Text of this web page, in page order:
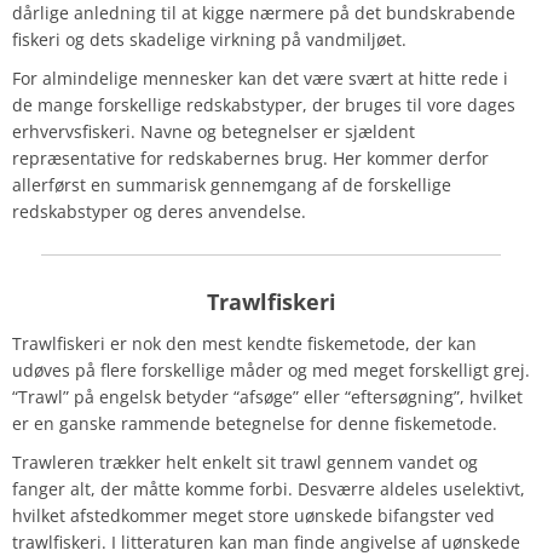
dårlige anledning til at kigge nærmere på det bundskrabende
fiskeri og dets skadelige virkning på vandmiljøet.
For almindelige mennesker kan det være svært at hitte rede i
de mange forskellige redskabstyper, der bruges til vore dages
erhvervsfiskeri. Navne og betegnelser er sjældent
repræsentative for redskabernes brug. Her kommer derfor
allerførst en summarisk gennemgang af de forskellige
redskabstyper og deres anvendelse.
Trawlfiskeri
Trawlfiskeri er nok den mest kendte fiskemetode, der kan
udøves på flere forskellige måder og med meget forskelligt grej.
“Trawl” på engelsk betyder “afsøge” eller “eftersøgning”, hvilket
er en ganske rammende betegnelse for denne fiskemetode.
Trawleren trækker helt enkelt sit trawl gennem vandet og
fanger alt, der måtte komme forbi. Desværre aldeles uselektivt,
hvilket afstedkommer meget store uønskede bifangster ved
trawlfiskeri. I litteraturen kan man finde angivelse af uønskede